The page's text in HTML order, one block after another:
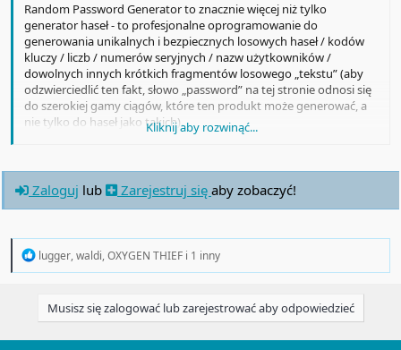
Random Password Generator to znacznie więcej niż tylko
generator haseł - to profesjonalne oprogramowanie do
generowania unikalnych i bezpiecznych losowych haseł / kodów
kluczy / liczb / numerów seryjnych / nazw użytkowników /
dowolnych innych krótkich fragmentów losowego „tekstu” (aby
odzwierciedlić ten fakt, słowo „password” na tej stronie odnosi się
do szerokiej gamy ciągów, które ten produkt może generować, a
nie tylko do haseł jako takich).
oparty na słowach.
Random Number Generator Całkowite i ułamkowe, w podanym
zakresie / rozkładzie.
szesnastkowy, binarny.
Username Generator Oparty na słowniku i niestandardowe nazwy
użytkowników.
Kliknij aby rozwinąć...
Zaloguj lub Zarejestruj się aby zobaczyć!
R
i
o
lugger,waldi,OXYGEN THIEF i 1 inny
Musisz się zalogować lub zarejestrować aby odpowiedzieć